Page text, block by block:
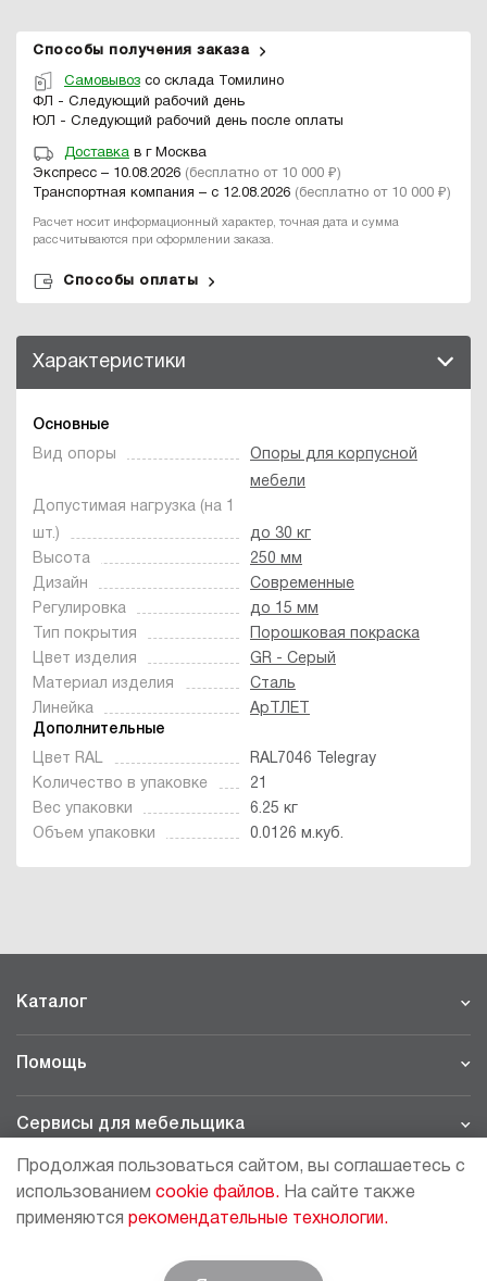
Способы получения заказа
Самовывоз со склада Томилино
ФЛ - Следующий рабочий день
ЮЛ - Следующий рабочий день после оплаты
Доставка в г Москва
Экспресс – 10.08.2026 (бесплатно от 10 000 ₽)
Транспортная компания – с 12.08.2026 (бесплатно от 10 000 ₽)
Расчет носит информационный характер, точная дата и сумма
рассчитываются при оформлении заказа.
Способы оплаты
Характеристики
Основные
Вид опоры
Опоры для корпусной
мебели
Допустимая нагрузка (на 1
шт.)
до 30 кг
Высота
250 мм
Дизайн
Современные
Регулировка
до 15 мм
Тип покрытия
Порошковая покраска
Цвет изделия
GR - Серый
Материал изделия
Сталь
Линейка
АрТЛЕТ
Дополнительные
Цвет RAL
RAL7046 Telegray
Количество в упаковке
21
Вес упаковки
6.25 кг
Объем упаковки
0.0126 м.куб.
Каталог
Помощь
Сервисы для мебельщика
МОСКВА - ШОУРУМ/СКЛАД
Продолжая пользоваться сайтом, вы соглашаетесь с
использованием cookie файлов. На сайте также
применяются рекомендательные технологии.